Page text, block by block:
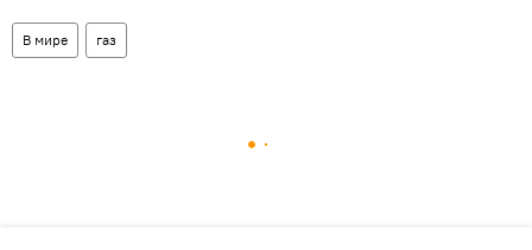
В мире газ